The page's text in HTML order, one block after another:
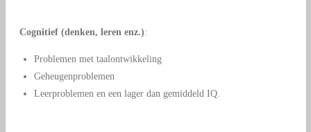
Cognitief (denken, leren enz.):
Problemen met taalontwikkeling
Geheugenproblemen
Leerproblemen en een lager dan gemiddeld IQ.